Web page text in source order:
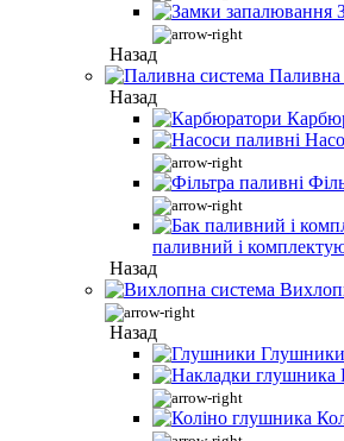
Назад
Паливна
Назад
паливний і
Назад
Назад
Глушники